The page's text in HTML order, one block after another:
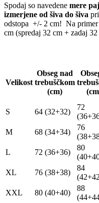
Spodaj so navedene mere
izmerjene od šiva do šiva
odstopa +/- 2 cm! Na primer
cm (spredaj 32 cm + zadaj 32
Velikost
Obseg nad
trebuščkom
(cm)
S
64 (32+32)
72
M 68 (34+34)
76
L 72 (36+36)
80
XL 76 (38+38)
84
XXL 80 (40+40)
88